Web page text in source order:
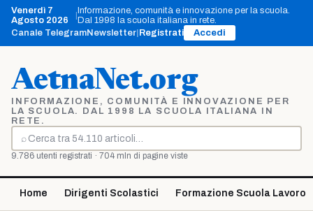
Vai
contenuto
Venerdì 7
Agosto 2026
Informazione, comunità e innovazione per la scuola.
Dal 1998 la scuola italiana in rete.
Canale TelegramNewsletter Registrati Accedi
AetnaNet.org
INFORMAZIONE, COMUNITÀ E INNOVAZIONE PER
LA SCUOLA. DAL 1998 LA SCUOLA ITALIANA IN
RETE.
⌕
Cerca
9.786 utenti registrati · 704 mln di pagine viste
Home Dirigenti Scolastici Formazione Scuola Lavoro